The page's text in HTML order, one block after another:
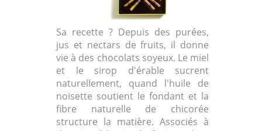
Sa recette ? Depuis des purées,
jus et nectars de fruits, il donne
vie à des chocolats soyeux. Le miel
et le sirop d'érable sucrent
naturellement, quand l'huile de
noisette soutient le fondant et la
fibre naturelle de chicorée
structure la matière. Associés à